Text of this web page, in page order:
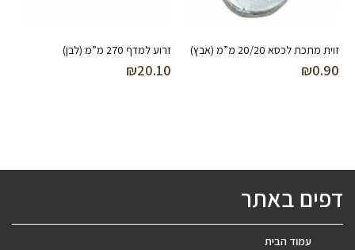
זוית מתכת לכסא 20/20 מ”מ (אבץ)
₪0.90
זרוע למדף 270 מ”מ (לבן)
₪20.10
דפים באתר
עמוד הבית